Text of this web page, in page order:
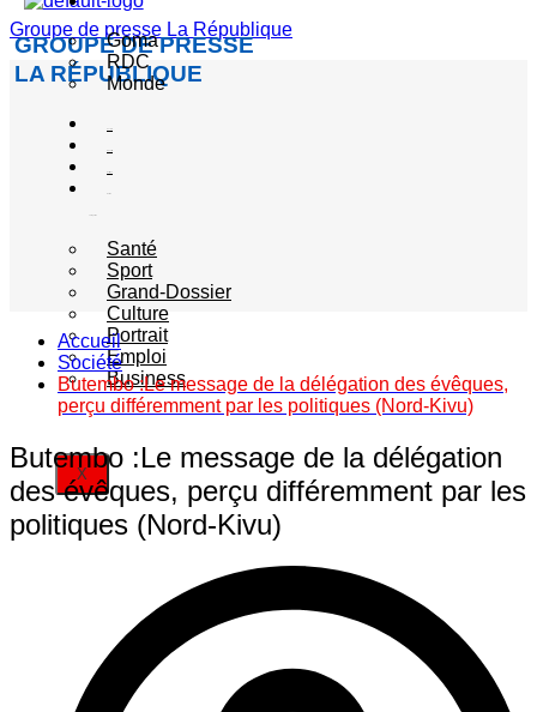
Groupe de presse La République
GROUPE DE PRESSE
LA RÉPUBLIQUE
Goma
RDC
Monde
Santé
Sport
Grand-Dossier
Culture
Portrait
Emploi
Business
X
Accueil
Société
Butembo :Le message de la délégation des évêques,
perçu différemment par les politiques (Nord-Kivu)
Butembo :Le message de la délégation
des évêques, perçu différemment par les
politiques (Nord-Kivu)